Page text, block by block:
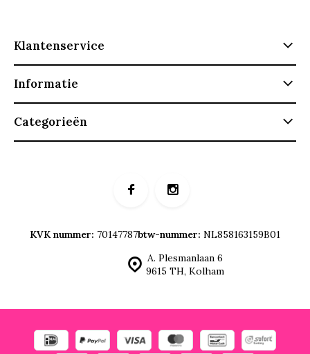
Klantenservice
Informatie
Categorieën
A. Plesmanlaan 6
9615 TH, Kolham
KVK nummer: 70147787btw-nummer: NL858163159B01